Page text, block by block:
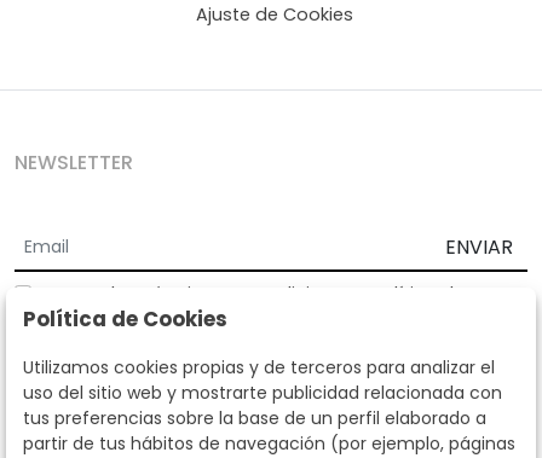
Ajuste de Cookies
NEWSLETTER
ENVIAR
Acepto los Términos y Condiciones
Política de
privacidad
Según la LOPD y disposiciones de desarrollo, informamos que sus
datos personales serán tratados por parte de Subastas Segre con la
finalidad de gestionar la relación comercial. Puede ejercitar los
derechos de acceso, rectificación, cancelación, oposición y demás
derechos en los términos establecidos en la normativa vigente
Política de Cookies
Utilizamos cookies propias y de terceros para analizar el
uso del sitio web y mostrarte publicidad relacionada con
tus preferencias sobre la base de un perfil elaborado a
partir de tus hábitos de navegación (por ejemplo, páginas